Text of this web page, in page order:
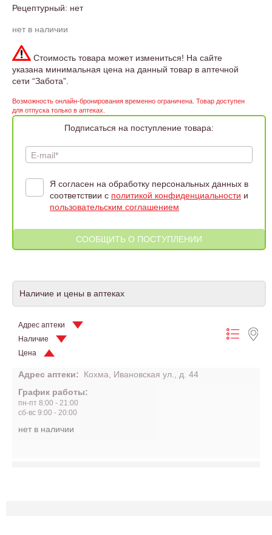
Рецептурный: нет
нет в наличии
Стоимость товара может измениться! На сайте
указана минимальная цена на данный товар в аптечной
сети “Забота”.
Возможность онлайн-бронирования временно ограничена. Товар доступен
для отпуска только в аптеках.
Подписаться на поступление товара:
E-mail*
Я согласен на обработку персональных данных в
соответствии с политикой конфиденциальности и
пользовательским соглашением
Наличие и цены в аптеках
Адрес аптеки
Наличие
Цена
Адрес аптеки:
Кохма, Ивановская ул., д. 44
График работы:
пн-пт 8:00 - 21:00
сб-вс 9:00 - 20:00
нет в наличии